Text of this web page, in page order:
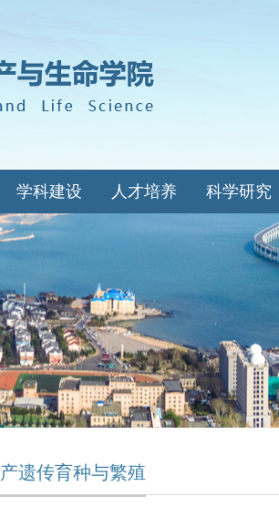
学科建设 人才培养 科学研究
遗传育种与繁殖